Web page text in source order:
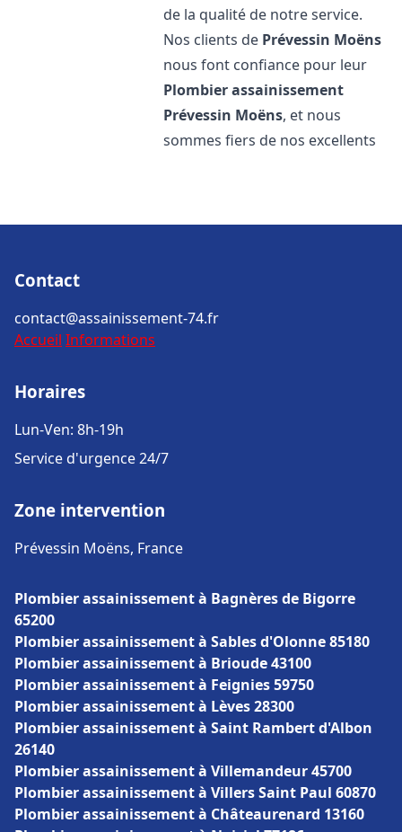
de la qualité de notre service.
Nos clients de Prévessin Moëns
nous font confiance pour leur
Plombier assainissement
Prévessin Moëns, et nous
sommes fiers de nos excellents
Contact
contact@assainissement-74.fr
Accueil Informations
Horaires
Lun-Ven: 8h-19h
Service d'urgence 24/7
Zone intervention
Prévessin Moëns, France
Plombier assainissement à Bagnères de Bigorre
65200
Plombier assainissement à Sables d'Olonne 85180
Plombier assainissement à Brioude 43100
Plombier assainissement à Feignies 59750
Plombier assainissement à Lèves 28300
Plombier assainissement à Saint Rambert d'Albon
26140
Plombier assainissement à Villemandeur 45700
Plombier assainissement à Villers Saint Paul 60870
Plombier assainissement à Châteaurenard 13160